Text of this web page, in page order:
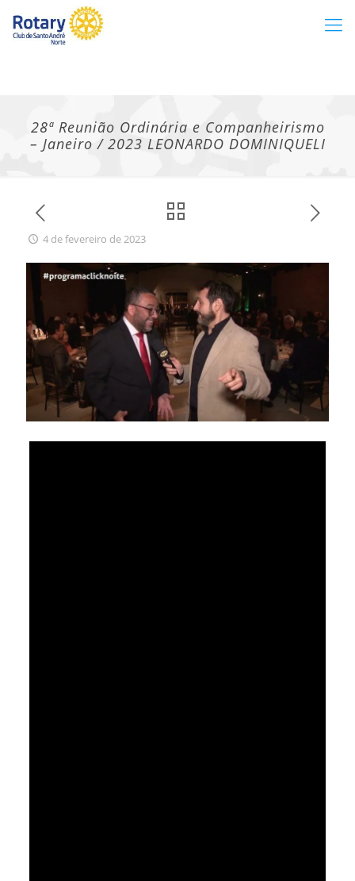
28ª Reunião Ordinária e Companheirismo
– Janeiro / 2023 LEONARDO DOMINIQUELI
4 de fevereiro de 2023